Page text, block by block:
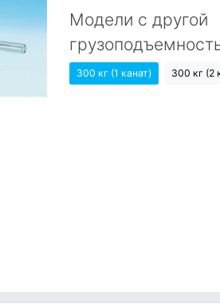
Модели с другой
300 кг (1 канат) 300 кг (2